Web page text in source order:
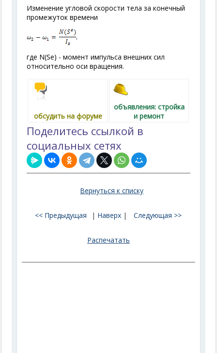
Изменение угловой скорости тела за конечный
промежуток времени
где N(Se) - момент импульса внешних сил
относительно оси вращения.
обсудить на форуме
объявления: стройка
и ремонт
Поделитесь ссылкой в
социальных сетях
Вернуться к списку
<< Предыдущая | Наверх | Следующая >>
Распечатать